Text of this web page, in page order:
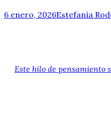
6 enero, 2026Estefanía
Este hilo de pensamiento